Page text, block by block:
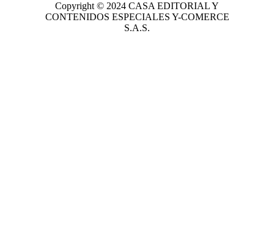
Copyright © 2024 CASA EDITORIALY
CONTENIDOS ESPECIALES Y-COMERCE
S.A.S.